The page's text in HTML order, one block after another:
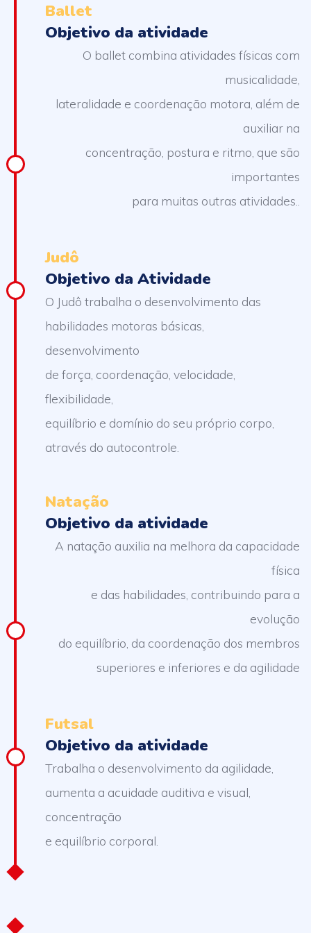
Ballet
Objetivo da atividade
O ballet combina atividades físicas com
musicalidade,
lateralidade e coordenação motora, além de
auxiliar na
concentração, postura e ritmo, que são
importantes
para muitas outras atividades..
Judô
Objetivo da Atividade
O Judô trabalha o desenvolvimento das
habilidades motoras básicas,
desenvolvimento
de força, coordenação, velocidade,
flexibilidade,
equilíbrio e domínio do seu próprio corpo,
através do autocontrole.
Natação
Objetivo da atividade
A natação auxilia na melhora da capacidade
física
e das habilidades, contribuindo para a
evolução
do equilíbrio, da coordenação dos membros
superiores e inferiores e da agilidade
Futsal
Objetivo da atividade
Trabalha o desenvolvimento da agilidade,
aumenta a acuidade auditiva e visual,
concentração
e equilíbrio corporal.